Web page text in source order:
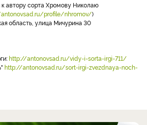
автору сорта Хромову Николаю
profile/nhromov/)
область, улица Мичурина 30
http://antonovsad.ru/vidy-i-sorta-irgi-711/
http://antonovsad.ru/sort-irgi-zvezdnaya-noch-